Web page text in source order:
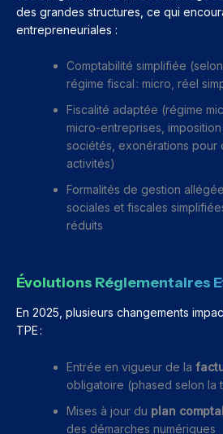
des grandes structures, ce qui
entrepreneuriales :
Comptabilité simplifiée
régime fiscal : micro, réel
Fiscalité adaptée (régime
micro-entreprises, imposition
sociétés, exonérations pour
activités)
Formalités de gestion
sociales et fiscales
réduits
Évolutions Réglementaires
En 2025, plusieurs changements
TPE :
Entrée en vigueur de la
obligatoire (phased selon la
Mises à jour du plan
des démarches numériques